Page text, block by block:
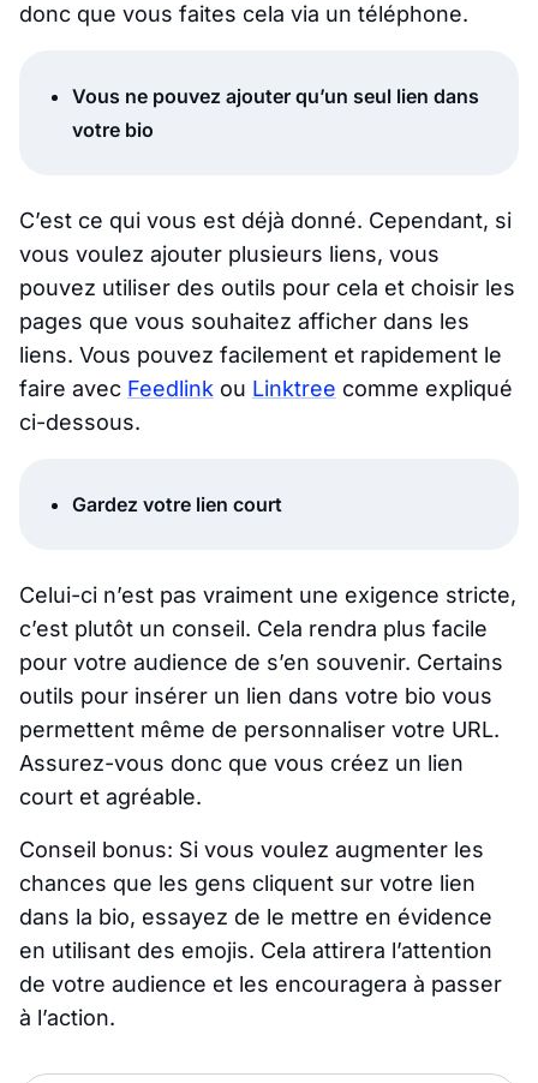
donc que vous faites cela via un téléphone.
Vous ne pouvez ajouter qu’un seul lien dans
votre bio
C’est ce qui vous est déjà donné. Cependant, si
vous voulez ajouter plusieurs liens, vous
pouvez utiliser des outils pour cela et choisir les
pages que vous souhaitez afficher dans les
liens. Vous pouvez facilement et rapidement le
faire avec Feedlink ou Linktree comme expliqué
ci-dessous.
Gardez votre lien court
Celui-ci n’est pas vraiment une exigence stricte,
c’est plutôt un conseil. Cela rendra plus facile
pour votre audience de s’en souvenir. Certains
outils pour insérer un lien dans votre bio vous
permettent même de personnaliser votre URL.
Assurez-vous donc que vous créez un lien
court et agréable.
Conseil bonus: Si vous voulez augmenter les
chances que les gens cliquent sur votre lien
dans la bio, essayez de le mettre en évidence
en utilisant des emojis. Cela attirera l’attention
de votre audience et les encouragera à passer
à l’action.